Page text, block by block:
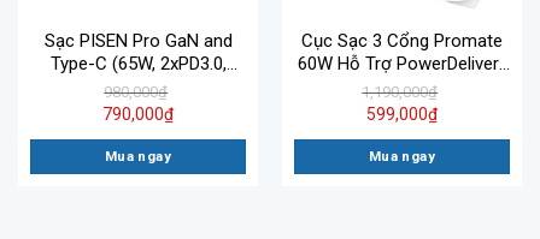
Sạc PISEN Pro GaN and
Type-C (65W, 2xPD3.0,
1xQC4.0 ) – Dùng cho
SmartPhone & Laptop
980,000₫
790,000₫
Mua ngay
Cục Sạc 3 Cổng Promate
60W Hỗ Trợ PowerDelivery
PD 3.0 QC 3.0 Powercore-C
1,190,000₫
599,000₫
Mua ngay